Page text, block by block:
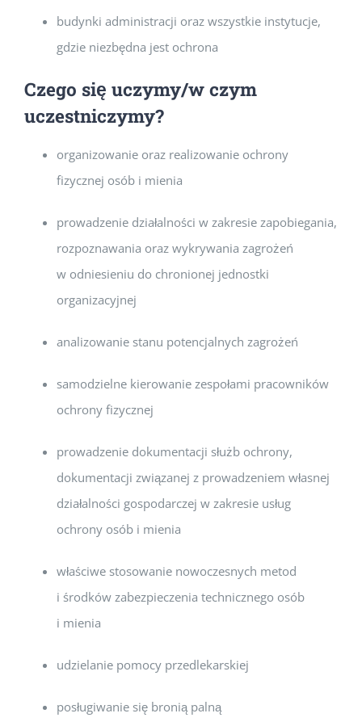
budynki administracji oraz wszystkie instytucje,
gdzie niezbędna jest ochrona
Czego się uczymy/w czym
uczestniczymy?
organizowanie oraz realizowanie ochrony
fizycznej osób i mienia
prowadzenie działalności w zakresie zapobiegania,
rozpoznawania oraz wykrywania zagrożeń
w odniesieniu do chronionej jednostki
organizacyjnej
analizowanie stanu potencjalnych zagrożeń
samodzielne kierowanie zespołami pracowników
ochrony fizycznej
prowadzenie dokumentacji służb ochrony,
dokumentacji związanej z prowadzeniem własnej
działalności gospodarczej w zakresie usług
ochrony osób i mienia
właściwe stosowanie nowoczesnych metod
i środków zabezpieczenia technicznego osób
i mienia
udzielanie pomocy przedlekarskiej
posługiwanie się bronią palną